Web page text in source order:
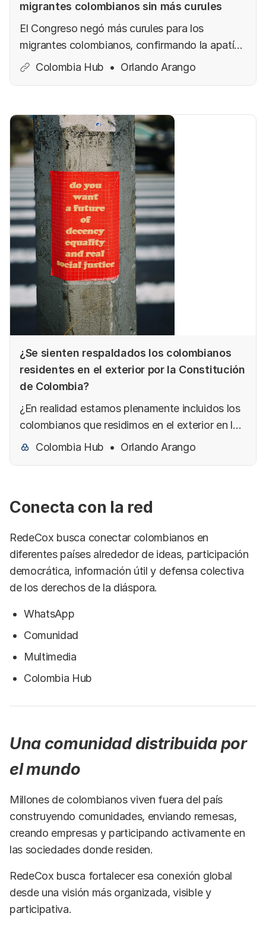
migrantes colombianos sin más curules
El Congreso negó más curules para los
migrantes colombianos, confirmando la apatía
hacia más de cinco millones de connacionales
el trasfondo democrático
Colombia Hub Orlando Arango
¿Se sienten respaldados los colombianos
residentes en el exterior por la Constitución
de Colombia?
¿En realidad estamos plenamente incluidos los
colombianos que residimos en el exterior en la
Constitución ?”
Colombia Hub Orlando Arango
Conecta con la red
RedeCox busca conectar colombianos en
diferentes países alrededor de ideas, participación
democrática, información útil y defensa colectiva
de los derechos de la diáspora.
WhatsApp
Comunidad
Multimedia
Colombia Hub
Una comunidad distribuida por
el mundo
Millones de colombianos viven fuera del país
construyendo comunidades, enviando remesas,
creando empresas y participando activamente en
las sociedades donde residen.
RedeCox busca fortalecer esa conexión global
desde una visión más organizada, visible y
participativa.